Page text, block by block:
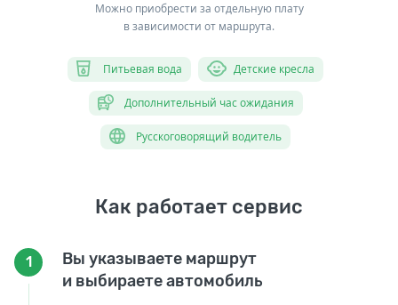
Можно приобрести за отдельную плату
в зависимости от маршрута.
Питьевая вода Детские кресла
Дополнительный час ожидания
Русскоговорящий водитель
Как работает сервис
1
Вы указываете маршрут
и выбираете автомобиль